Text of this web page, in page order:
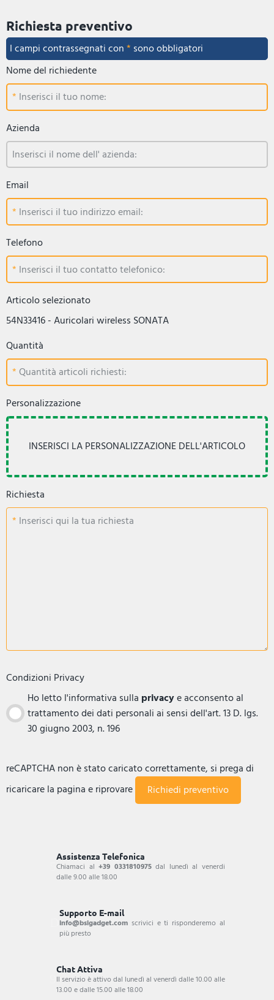
Richiesta preventivo
I campi contrassegnati con* sono obbligatori
Nome del richiedente
Inserisci il tuo nome:
Azienda
Inserisci il nome dell' azienda:
Email
Inserisci il tuo indirizzo email:
Telefono
Inserisci il tuo contatto telefonico:
Articolo selezionato
54N33416 - Auricolari wireless SONATA
Quantità
Quantità articoli richiesti:
Personalizzazione
Richiesta
Inserisci qui la tua richiesta
Condizioni Privacy
Ho letto l'informativa sulla privacye acconsento al
trattamento dei dati personali ai sensi dell'art. 13 D. lgs.
30 giugno 2003, n. 196
reCAPTCHA non è stato caricato correttamente, si prega di
ricaricare la pagina e riprovare
Assistenza Telefonica
Chiamaci al+39 0331810975dal lunedì al venerdi
dalle 9.00 alle 18.00
Supporto E-mail
info@bsigadget.com scrivici e ti risponderemo al
più presto
Chat Attiva
Il servizio è attivo dal lunedì al venerdì dalle 10.00 alle
13.00 e dalle 15.00 alle 18.00